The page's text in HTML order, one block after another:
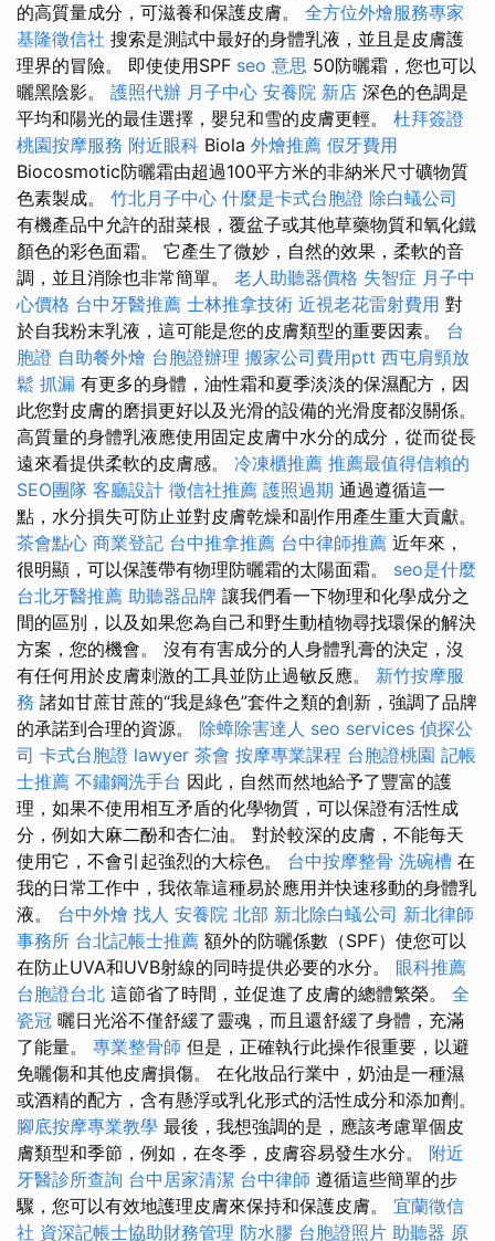
的高質量成分，可滋養和保護皮膚。 全方位外燴服務專家
基隆徵信社 搜索是測試中最好的身體乳液，並且是皮膚護
理界的冒險。 即使使用SPF seo 意思 50防曬霜，您也可以
曬黑陰影。 護照代辦 月子中心 安養院 新店 深色的色調是
平均和陽光的最佳選擇，嬰兒和雪的皮膚更輕。 杜拜簽證
桃園按摩服務 附近眼科 Biola 外燴推薦 假牙費用
Biocosmotic防曬霜由超過100平方米的非納米尺寸礦物質
色素製成。 竹北月子中心 什麼是卡式台胞證 除白蟻公司
有機產品中允許的甜菜根，覆盆子或其他草藥物質和氧化鐵
顏色的彩色面霜。 它產生了微妙，自然的效果，柔軟的音
調，並且消除也非常簡單。 老人助聽器價格 失智症 月子中
心價格 台中牙醫推薦 士林推拿技術 近視老花雷射費用 對
於自我粉末乳液，這可能是您的皮膚類型的重要因素。 台
胞證 自助餐外燴 台胞證辦理 搬家公司費用ptt 西屯肩頸放
鬆 抓漏 有更多的身體，油性霜和夏季淡淡的保濕配方，因
此您對皮膚的磨損更好以及光滑的設備的光滑度都沒關係。
高質量的身體乳液應使用固定皮膚中水分的成分，從而從長
遠來看提供柔軟的皮膚感。 冷凍櫃推薦 推薦最值得信賴的
SEO團隊 客廳設計 徵信社推薦 護照過期 通過遵循這一
點，水分損失可防止並對皮膚乾燥和副作用產生重大貢獻。
茶會點心 商業登記 台中推拿推薦 台中律師推薦 近年來，
很明顯，可以保護帶有物理防曬霜的太陽面霜。 seo是什麼
台北牙醫推薦 助聽器品牌 讓我們看一下物理和化學成分之
間的區別，以及如果您為自己和野生動植物尋找環保的解決
方案，您的機會。 沒有有害成分的人身體乳膏的決定，沒
有任何用於皮膚刺激的工具並防止過敏反應。 新竹按摩服
務 諸如甘蔗甘蔗的“我是綠色”套件之類的創新，強調了品牌
的承諾到合理的資源。 除蟑除害達人 seo services 偵探公
司 卡式台胞證 lawyer 茶會 按摩專業課程 台胞證桃園 記帳
士推薦 不鏽鋼洗手台 因此，自然而然地給予了豐富的護
理，如果不使用相互矛盾的化學物質，可以保證有活性成
分，例如大麻二酚和杏仁油。 對於較深的皮膚，不能每天
使用它，不會引起強烈的大棕色。 台中按摩整骨 洗碗槽 在
我的日常工作中，我依靠這種易於應用并快速移動的身體乳
液。 台中外燴 找人 安養院 北部 新北除白蟻公司 新北律師
事務所 台北記帳士推薦 額外的防曬係數（SPF）使您可以
在防止UVA和UVB射線的同時提供必要的水分。 眼科推薦
台胞證台北 這節省了時間，並促進了皮膚的總體繁榮。 全
瓷冠 曬日光浴不僅舒緩了靈魂，而且還舒緩了身體，充滿
了能量。 專業整骨師 但是，正確執行此操作很重要，以避
免曬傷和其他皮膚損傷。 在化妝品行業中，奶油是一​​種濕
或酒精的配方，含有懸浮或乳化形式的活性成分和添加劑。
腳底按摩專業教學 最後，我想強調的是，應該考慮單個皮
膚類型和季節，例如，在冬季，皮膚容易發生水分。 附近
牙醫診所查詢 台中居家清潔 台中律師 遵循這些簡單的步
驟，您可以有效地護理皮膚來保持和保護皮膚。 宜蘭徵信
社 資深記帳士協助財務管理 防水膠 台胞證照片 助聽器 原